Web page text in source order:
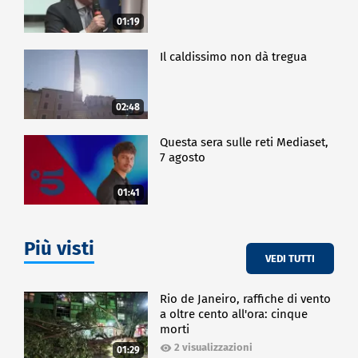
01:19
02:48
Il caldissimo non dà tregua
01:41
Questa sera sulle reti Mediaset,
7 agosto
Più visti VEDI TUTTI
01:29
Rio de Janeiro, raffiche di vento
a oltre cento all'ora: cinque
morti
2 visualizzazioni